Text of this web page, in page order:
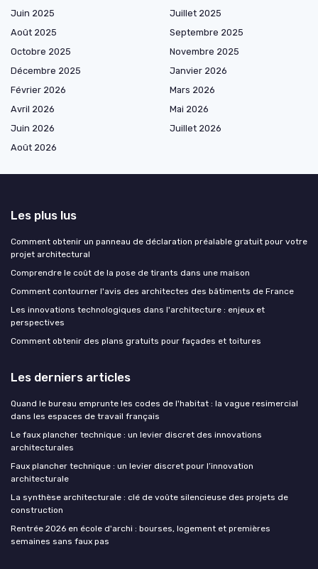
Juin 2025
Juillet 2025
Août 2025
Septembre 2025
Octobre 2025
Novembre 2025
Décembre 2025
Janvier 2026
Février 2026
Mars 2026
Avril 2026
Mai 2026
Juin 2026
Juillet 2026
Août 2026
Les plus lus
Comment obtenir un panneau de déclaration préalable gratuit pour votre
projet architectural
Comprendre le coût de la pose de tirants dans une maison
Comment contourner l'avis des architectes des bâtiments de France
Les innovations technologiques dans l'architecture : enjeux et
perspectives
Comment obtenir des plans gratuits pour façades et toitures
Les derniers articles
Quand le bureau emprunte les codes de l'habitat : la vague resimercial
dans les espaces de travail français
Le faux plancher technique : un levier discret des innovations
architecturales
Faux plancher technique : un levier discret pour l’innovation
architecturale
La synthèse architecturale : clé de voûte silencieuse des projets de
construction
Rentrée 2026 en école d'archi : bourses, logement et premières
semaines sans faux pas